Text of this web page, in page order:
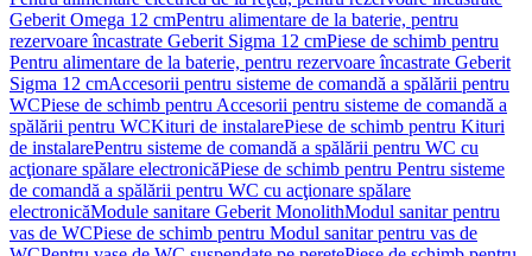
Geberit Omega 12 cmPentru alimentare de la baterie, pentru
rezervoare încastrate Geberit Sigma 12 cmPiese de schimb pentru
Pentru alimentare de la baterie, pentru rezervoare încastrate Geberit
Sigma 12 cmAccesorii pentru sisteme de comandă a spălării pentru
WCPiese de schimb pentru Accesorii pentru sisteme de comandă a
spălării pentru WCKituri de instalarePiese de schimb pentru Kituri
de instalarePentru sisteme de comandă a spălării pentru WC cu
acţionare spălare electronicăPiese de schimb pentru Pentru sisteme
de comandă a spălării pentru WC cu acţionare spălare
electronicăModule sanitare Geberit MonolithModul sanitar pentru
vas de WCPiese de schimb pentru Modul sanitar pentru vas de